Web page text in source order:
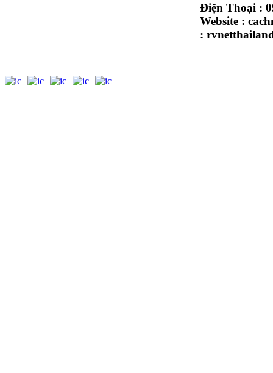
Điện Thoại :
Website :
: